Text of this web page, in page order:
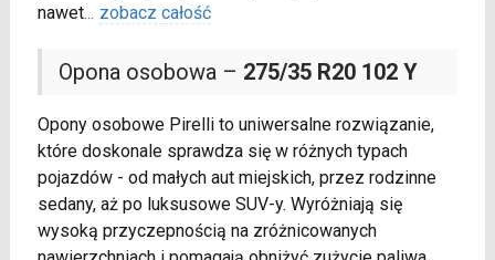
nawet... zobacz całość
Opona osobowa – 275/35 R20 102 Y
Opony osobowe Pirelli to uniwersalne rozwiązanie,
które doskonale sprawdza się w różnych typach
pojazdów - od małych aut miejskich, przez rodzinne
sedany, aż po luksusowe SUV-y. Wyróżniają się
wysoką przyczepnością na zróżnicowanych